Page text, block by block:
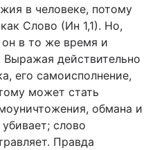
в человеке, потому
Слово (Ин 1,1). Но,
в то же время и
Выражая действительно
его самоисполнение,
может стать
обмана и
слово
Правда